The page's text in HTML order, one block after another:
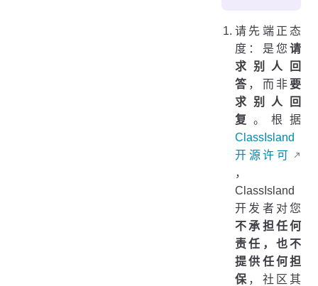
请先端正态
度：是您 请
求别人回
答 ，而非要
求别人回
复 。根据
ClassIsland
开源许可
，
ClassIsland
开发者对您
不承担任何
责任，也不
提供任何担
保 ，社区其